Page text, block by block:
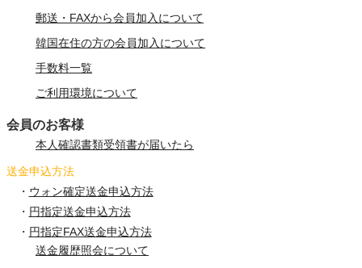
郵送・FAXから会員加入について
韓国在住の方の会員加入について
手数料一覧
ご利用環境について
会員のお客様
本人確認書類受領書が届いたら
送金申込方法
・ ウォン確定送金申込方法
・ 円指定送金申込方法
・ 円指定FAX送金申込方法
送金履歴照会について